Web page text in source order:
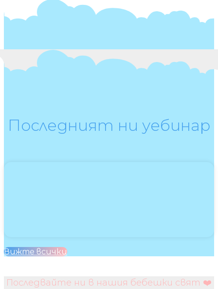
Последният ни уебинар
Вижте всички
Последвайте ни в нашия бебешки свят ❤️